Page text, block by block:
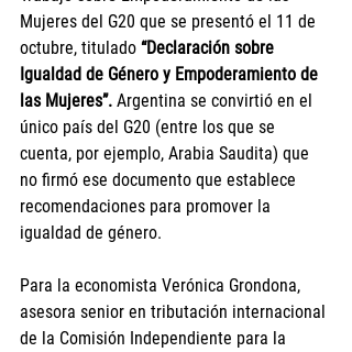
Mujeres del G20 que se presentó el 11 de
octubre, titulado “Declaración sobre
Igualdad de Género y Empoderamiento de
las Mujeres”. Argentina se convirtió en el
único país del G20 (entre los que se
cuenta, por ejemplo, Arabia Saudita) que
no firmó ese documento que establece
recomendaciones para promover la
igualdad de género.
Para la economista Verónica Grondona,
asesora senior en tributación internacional
de la Comisión Independiente para la